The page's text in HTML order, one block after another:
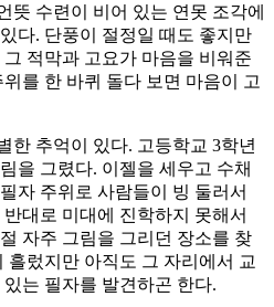
뜻 수련이 비어 있는 연못 조각에
다. 단풍이 절정일 때도 좋지만
적막과 고요가 마음을 비워준
를 한 바퀴 돌다 보면 마음이 고
한 추억이 있다. 고등학교 3학년
을 그렸다. 이젤을 세우고 수채
자 주위로 사람들이 빙 둘러서
대로 미대에 진학하지 못해서
자주 그림을 그리던 장소를 찾
흘렀지만 아직도 그 자리에서 교
는 필자를 발견하곤 한다.